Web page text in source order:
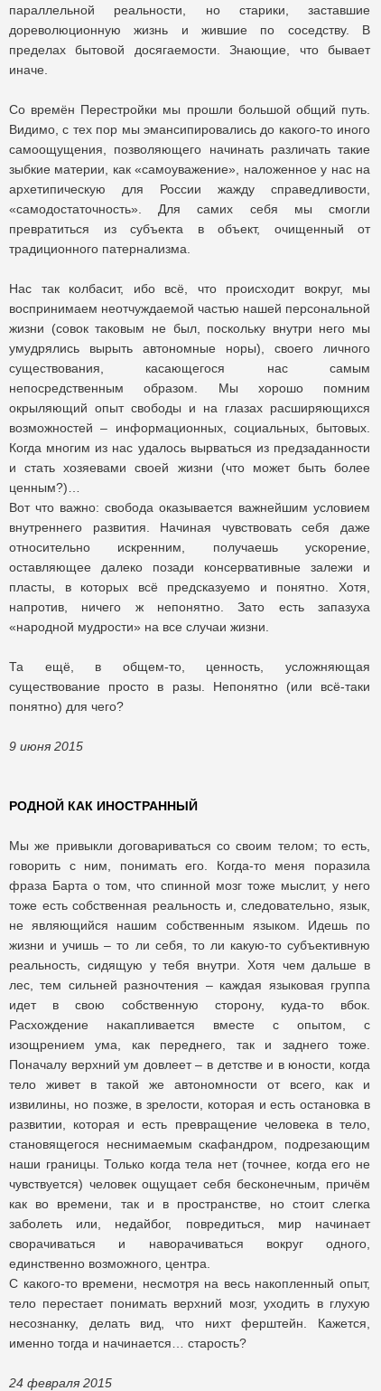
параллельной реальности, но старики, заставшие
дореволюционную жизнь и жившие по соседству. В
пределах бытовой досягаемости. Знающие, что бывает
иначе.
Со времён Перестройки мы прошли большой общий путь.
Видимо, с тех пор мы эмансипировались до какого-то иного
самоощущения, позволяющего начинать различать такие
зыбкие материи, как «самоуважение», наложенное у нас на
архетипическую для России жажду справедливости,
«самодостаточность». Для самих себя мы смогли
превратиться из субъекта в объект, очищенный от
традиционного патернализма.
Нас так колбасит, ибо всё, что происходит вокруг, мы
воспринимаем неотчуждаемой частью нашей персональной
жизни (совок таковым не был, поскольку внутри него мы
умудрялись вырыть автономные норы), своего личного
существования, касающегося нас самым
непосредственным образом. Мы хорошо помним
окрыляющий опыт свободы и на глазах расширяющихся
возможностей – информационных, социальных, бытовых.
Когда многим из нас удалось вырваться из предзаданности
и стать хозяевами своей жизни (что может быть более
ценным?)…
Вот что важно: свобода оказывается важнейшим условием
внутреннего развития. Начиная чувствовать себя даже
относительно искренним, получаешь ускорение,
оставляющее далеко позади консервативные залежи и
пласты, в которых всё предсказуемо и понятно. Хотя,
напротив, ничего ж непонятно. Зато есть запазуха
«народной мудрости» на все случаи жизни.
Та ещё, в общем-то, ценность, усложняющая
существование просто в разы. Непонятно (или всё-таки
понятно) для чего?
9 июня 2015
РОДНОЙ КАК ИНОСТРАННЫЙ
Мы же привыкли договариваться со своим телом; то есть,
говорить с ним, понимать его. Когда-то меня поразила
фраза Барта о том, что спинной мозг тоже мыслит, у него
тоже есть собственная реальность и, следовательно, язык,
не являющийся нашим собственным языком. Идешь по
жизни и учишь – то ли себя, то ли какую-то субъективную
реальность, сидящую у тебя внутри. Хотя чем дальше в
лес, тем сильней разночтения – каждая языковая группа
идет в свою собственную сторону, куда-то вбок.
Расхождение накапливается вместе с опытом, с
изощрением ума, как переднего, так и заднего тоже.
Поначалу верхний ум довлеет – в детстве и в юности, когда
тело живет в такой же автономности от всего, как и
извилины, но позже, в зрелости, которая и есть остановка в
развитии, которая и есть превращение человека в тело,
становящегося неснимаемым скафандром, подрезающим
наши границы. Только когда тела нет (точнее, когда его не
чувствуется) человек ощущает себя бесконечным, причём
как во времени, так и в пространстве, но стоит слегка
заболеть или, недайбог, повредиться, мир начинает
сворачиваться и наворачиваться вокруг одного,
единственно возможного, центра.
С какого-то времени, несмотря на весь накопленный опыт,
тело перестает понимать верхний мозг, уходить в глухую
несознанку, делать вид, что нихт ферштейн. Кажется,
именно тогда и начинается… старость?
24 февраля 2015